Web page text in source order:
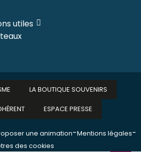
utiles
une animation-Mentions légales-
des cookies
LA BOUTIQUE SOUVENIRS
ESPACE PRESSE